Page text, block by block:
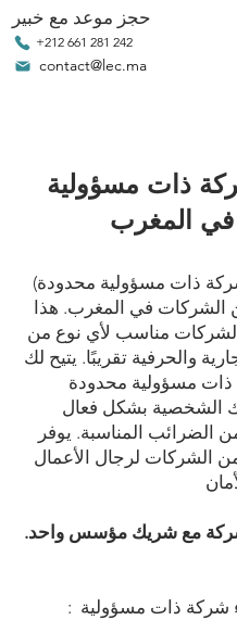
+212 661 281 242
contact@lec.ma
حجز موعد مع خبير
ذات مسؤولية
المغرب
(شركة ذات مسؤولية محدودة) هي شكل
الشركات في المغرب. هذا
مناسب لأي نوع من
والحرفية تقريبًا. يتيح لك
ذات مسؤولية محدودة
الشخصية بشكل فعال
الضرائب المناسبة. يوفر
الشركات لرجال الأعمال
.هي شركة مع شريك مؤسس واحد SARL
: يشمل إنشاء شركة ذات مسؤولية